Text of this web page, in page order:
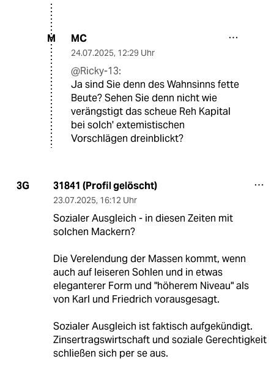
M MC
24.07.2025, 12:29 Uhr
@Ricky-13:
Ja sind Sie denn des Wahnsinns fette
Beute? Sehen Sie denn nicht wie
verängstigt das scheue Reh Kapital
bei solch' extemistischen
Vorschlägen dreinblickt?
3G 31841 (Profil gelöscht)
23.07.2025, 16:12 Uhr
Sozialer Ausgleich - in diesen Zeiten mit
solchen Mackern?
Die Verelendung der Massen kommt, wenn
auch auf leiseren Sohlen und in etwas
eleganterer Form und "höherem Niveau" als
von Karl und Friedrich vorausgesagt.
Sozialer Ausgleich ist faktisch aufgekündigt.
Zinsertragswirtschaft und soziale Gerechtigkeit
schließen sich per se aus.